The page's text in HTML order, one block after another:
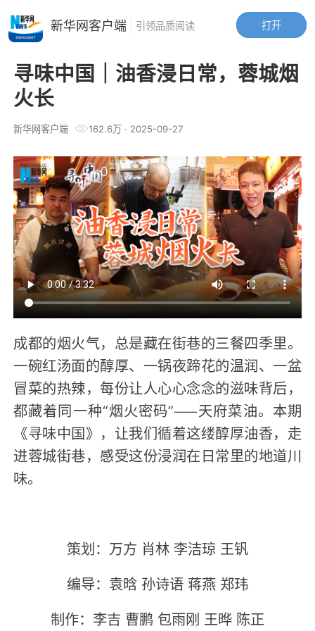
寻味中国｜油香浸日常，蓉城烟
火长
新华网客户端 162.6万· 2025-09-27
成都的烟火气，总是藏在街巷的三餐四季里。
一碗红汤面的醇厚、一锅夜蹄花的温润、一盆
冒菜的热辣，每份让人心心念念的滋味背后，
都藏着同一种“烟火密码”——天府菜油。本期
《寻味中国》，让我们循着这缕醇厚油香，走
进蓉城街巷，感受这份浸润在日常里的地道川
味。
策划：万方 肖林 李洁琼 王钒
编导：袁晗 孙诗语 蒋燕 郑玮
制作：李吉 曹鹏 包雨刚 王晔 陈正
打开
新华网客户端 引领品质阅读